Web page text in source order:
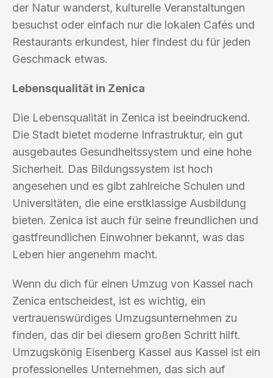
der Natur wanderst, kulturelle Veranstaltungen
besuchst oder einfach nur die lokalen Cafés und
Restaurants erkundest, hier findest du für jeden
Geschmack etwas.
Lebensqualität in Zenica
Die Lebensqualität in Zenica ist beeindruckend.
Die Stadt bietet moderne Infrastruktur, ein gut
ausgebautes Gesundheitssystem und eine hohe
Sicherheit. Das Bildungssystem ist hoch
angesehen und es gibt zahlreiche Schulen und
Universitäten, die eine erstklassige Ausbildung
bieten. Zenica ist auch für seine freundlichen und
gastfreundlichen Einwohner bekannt, was das
Leben hier angenehm macht.
Wenn du dich für einen Umzug von Kassel nach
Zenica entscheidest, ist es wichtig, ein
vertrauenswürdiges Umzugsunternehmen zu
finden, das dir bei diesem großen Schritt hilft.
Umzugskönig Eisenberg Kassel aus Kassel ist ein
professionelles Unternehmen, das sich auf